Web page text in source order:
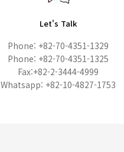
Let's Talk
Phone: +82-70-4351-1329
Phone: +82-70-4351-1325
Fax:+82-2-3444-4999
Whatsapp: +82-10-4827-1753